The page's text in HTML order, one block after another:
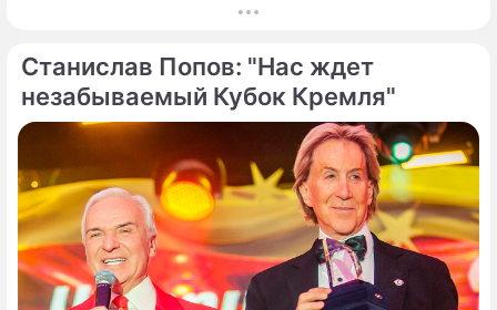
президент Российского танцевального
народный артист России Станислав Попов.
Станислав Попов: "Нас ждет
незабываемый Кубок Кремля"